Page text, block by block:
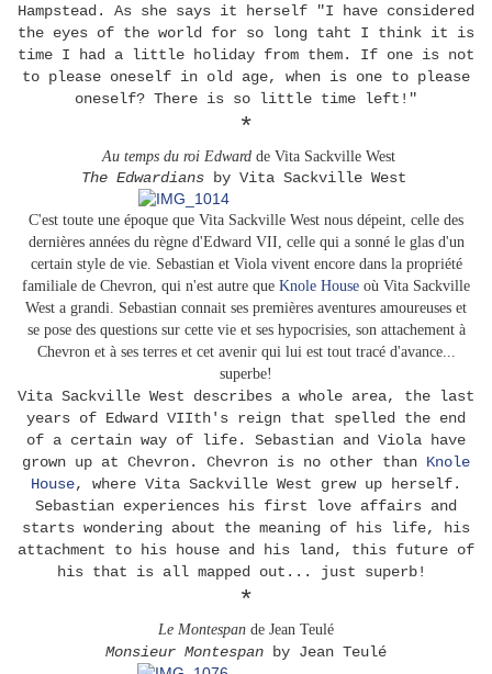
Hampstead. As she says it herself "I have considered
the eyes of the world for so long taht I think it is
time I had a little holiday from them. If one is not
to please oneself in old age, when is one to please
oneself? There is so little time left!"
*
Au temps du roi Edwardde Vita Sackville West
The Edwardians by Vita Sackville West
C'est toute une époque que Vita Sackville West nous dépeint, celle des
dernières années du règne d'Edward VII, celle qui a sonné le glas d'un
certain style de vie. Sebastian et Viola vivent encore dans la propriété
familiale de Chevron, qui n'est autre que Knole House où Vita Sackville
West a grandi. Sebastian connait ses premières aventures amoureuses et
se pose des questions sur cette vie et ses hypocrisies, son attachement à
Chevron et à ses terres et cet avenir qui lui est tout tracé d'avance...
superbe!
Vita Sackville West describes a whole area, the last
years of Edward VIIth's reign that spelled the end
of a certain way of life. Sebastian and Viola have
grown up at Chevron. Chevron is no other than Knole
House, where Vita Sackville West grew up herself.
Sebastian experiences his first love affairs and
starts wondering about the meaning of his life, his
attachment to his house and his land, this future of
his that is all mapped out... just superb!
*
Le Montespan de Jean Teulé
Monsieur Montespan by Jean Teulé